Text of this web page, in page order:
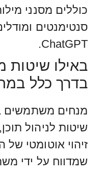
כוללים מסנני
סנטימנטים
ChatGPT.
באילו
בדרך כלל
מנחים משתמשים
שיטות לניהול
זיהוי אוטומטי
שמדווח על ידי